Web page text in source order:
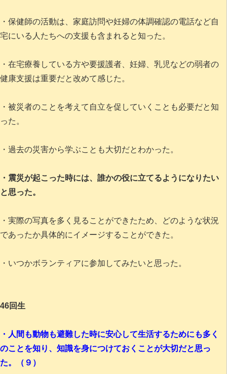
・保健師の活動は、家庭訪問や妊婦の体調確認の電話など自
宅にいる人たちへの支援も含まれると知った。
・在宅療養している方や要援護者、妊婦、乳児などの弱者の
健康支援は重要だと改めて感じた。
・被災者のことを考えて自立を促していくことも必要だと知
った。
・過去の災害から学ぶことも大切だとわかった。
・震災が起こった時には、誰かの役に立てるようになりたい
と思った。
・実際の写真を多く見ることができたため、どのような状況
であったか具体的にイメージすることができた。
・いつかボランティアに参加してみたいと思った。
46回生
・人間も動物も避難した時に安心して生活するためにも多く
のことを知り、知識を身につけておくことが大切だと思っ
た。（９）